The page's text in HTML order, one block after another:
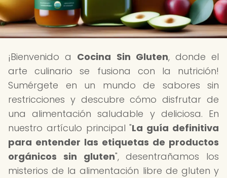
¡Bienvenido a Cocina Sin Gluten, donde el
arte culinario se fusiona con la nutrición!
Sumérgete en un mundo de sabores sin
restricciones y descubre cómo disfrutar de
una alimentación saludable y deliciosa. En
nuestro artículo principal "La guía definitiva
para entender las etiquetas de productos
orgánicos sin gluten", desentrañamos los
misterios de la alimentación libre de gluten y